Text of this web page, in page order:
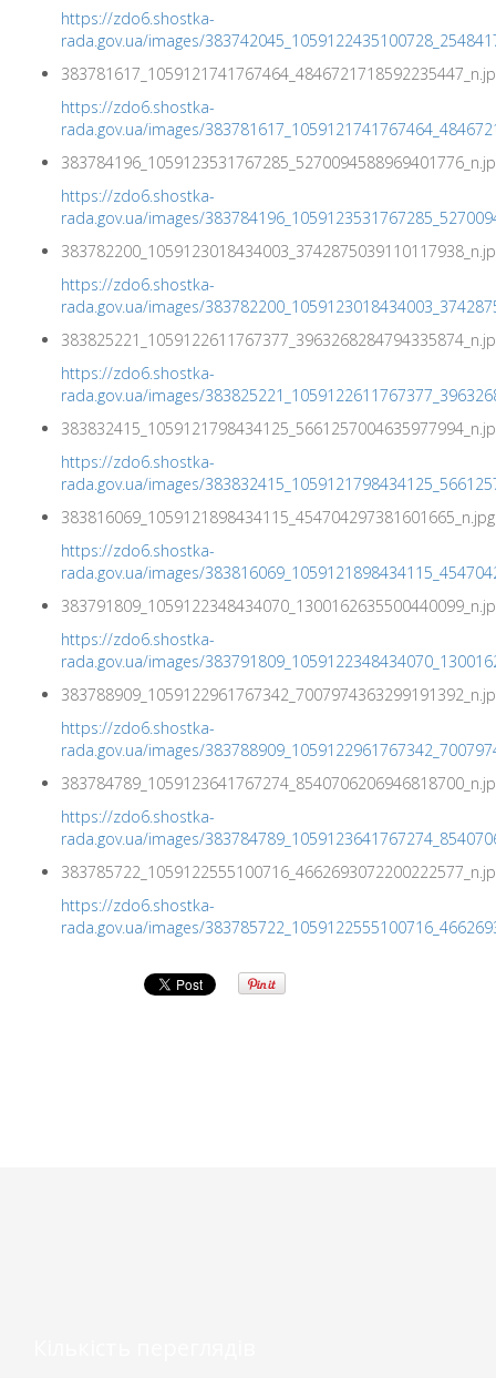
https://zdo6.shostka-
rada.gov.ua/images/
https://zdo6.shostka-
rada.gov.ua/images/
https://zdo6.shostka-
rada.gov.ua/images/
https://zdo6.shostka-
rada.gov.ua/images/
https://zdo6.shostka-
rada.gov.ua/images/
https://zdo6.shostka-
rada.gov.ua/images/
383816069_1059121898434115_454704297381601665_n.jpg
https://zdo6.shostka-
rada.gov.ua/images/
https://zdo6.shostka-
rada.gov.ua/images/
https://zdo6.shostka-
rada.gov.ua/images/
https://zdo6.shostka-
rada.gov.ua/images/
https://zdo6.shostka-
rada.gov.ua/images/